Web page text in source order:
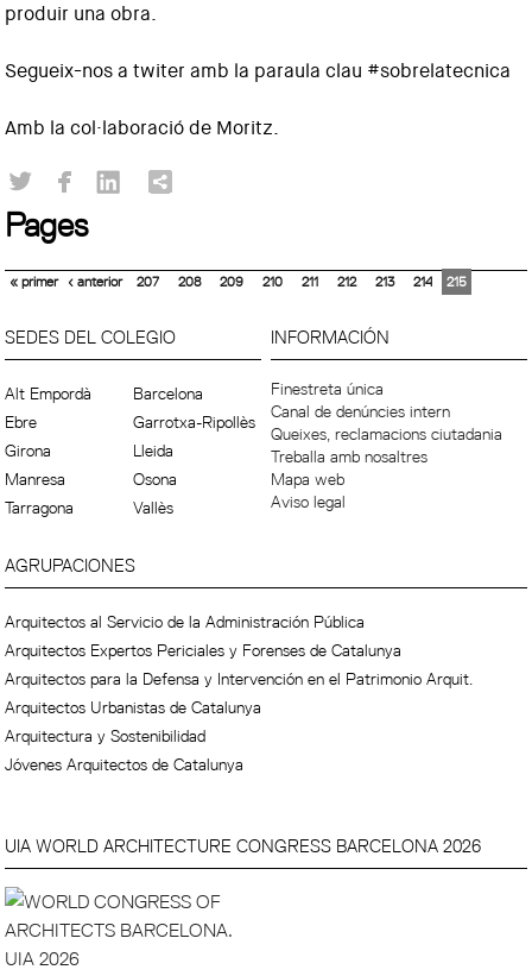
produir una obra.
Segueix-nos a twiter amb la paraula clau #sobrelatecnica
Amb la col·laboració de Moritz.
Pages
« primer ‹ anterior 207 208 209 210 211 212 213 214 215
SEDES DEL COLEGIO
Alt Empordà
Barcelona
Ebre
Garrotxa-Ripollès
Girona
Lleida
Manresa
Osona
Tarragona
Vallès
INFORMACIÓN
Finestreta única
Canal de denúncies intern
Queixes, reclamacions ciutadania
Treballa amb nosaltres
Mapa web
Aviso legal
AGRUPACIONES
Arquitectos al Servicio de la Administración Pública
Arquitectos Expertos Periciales y Forenses de Catalunya
Arquitectos para la Defensa y Intervención en el Patrimonio Arquit.
Arquitectos Urbanistas de Catalunya
Arquitectura y Sostenibilidad
Jóvenes Arquitectos de Catalunya
UIA WORLD ARCHITECTURE CONGRESS BARCELONA 2026